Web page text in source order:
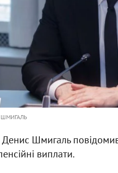
ШМИГАЛЬ
Денис Шмигаль
виплати.